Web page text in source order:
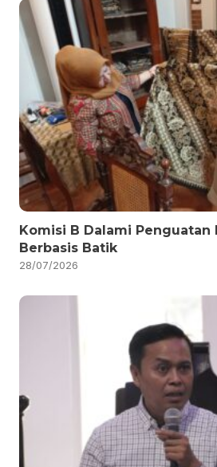
Komisi B Dalami
Berbasis Batik
28/07/2026